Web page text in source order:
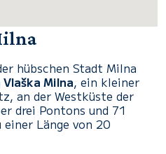
hübschen Stadt Milna
Milna, ein kleiner
an der Westküste der
drei Pontons und 71
Länge von 20